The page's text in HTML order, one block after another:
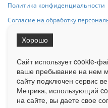
Политика конфиденциальности
Согласие на обработку
При использовании любого
на Сетевое издание
Ограниченная статистика
Liveinternet.ru . Подробная
у менеджера.
Сайт использует cookie-
ваше пребывание на нем
cайту подключен сервис
Метрика, использующий
на сайте, вы даете свое
Хорошо